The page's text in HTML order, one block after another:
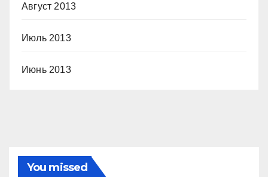
Август 2013
Июль 2013
Июнь 2013
You missed